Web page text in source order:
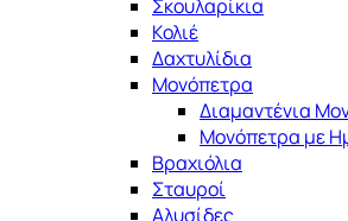
Σκουλαρίκια
Κολιέ
Δαχτυλίδια
Μονόπετρα
Διαμαντένια
Μονόπετρα με
Βραχιόλια
Σταυροί
Αλυσίδες